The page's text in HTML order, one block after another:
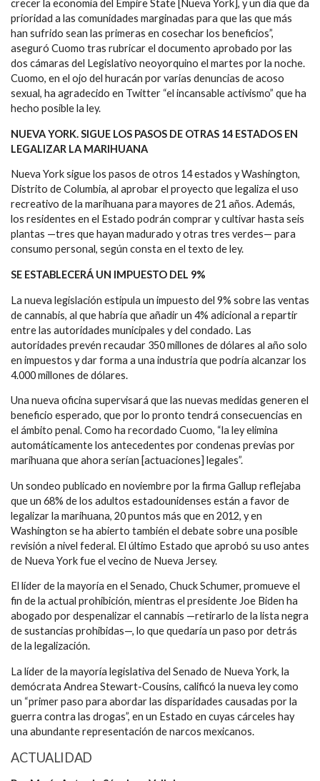
crecer la economía del Empire State [Nueva York], y un día que da
prioridad a las comunidades marginadas para que las que más
han sufrido sean las primeras en cosechar los beneficios”,
aseguró Cuomo tras rubricar el documento aprobado por las
dos cámaras del Legislativo neoyorquino el martes por la noche.
Cuomo, en el ojo del huracán por varias denuncias de acoso
sexual, ha agradecido en Twitter “el incansable activismo” que ha
hecho posible la ley.
NUEVA YORK. SIGUE LOS PASOS DE OTRAS 14 ESTADOS EN
LEGALIZAR LA MARIHUANA
Nueva York sigue los pasos de otros 14 estados y Washington,
Distrito de Columbia, al aprobar el proyecto que legaliza el uso
recreativo de la marihuana para mayores de 21 años. Además,
los residentes en el Estado podrán comprar y cultivar hasta seis
plantas —tres que hayan madurado y otras tres verdes— para
consumo personal, según consta en el texto de ley.
SE ESTABLECERÁ UN IMPUESTO DEL 9%
La nueva legislación estipula un impuesto del 9% sobre las ventas
de cannabis, al que habría que añadir un 4% adicional a repartir
entre las autoridades municipales y del condado. Las
autoridades prevén recaudar 350 millones de dólares al año solo
en impuestos y dar forma a una industria que podría alcanzar los
4.000 millones de dólares.
Una nueva oficina supervisará que las nuevas medidas generen el
beneficio esperado, que por lo pronto tendrá consecuencias en
el ámbito penal. Como ha recordado Cuomo, “la ley elimina
automáticamente los antecedentes por condenas previas por
marihuana que ahora serían [actuaciones] legales”.
Un sondeo publicado en noviembre por la firma Gallup reflejaba
que un 68% de los adultos estadounidenses están a favor de
legalizar la marihuana, 20 puntos más que en 2012, y en
Washington se ha abierto también el debate sobre una posible
revisión a nivel federal. El último Estado que aprobó su uso antes
de Nueva York fue el vecino de Nueva Jersey.
El líder de la mayoría en el Senado, Chuck Schumer, promueve el
fin de la actual prohibición, mientras el presidente Joe Biden ha
abogado por despenalizar el cannabis —retirarlo de la lista negra
de sustancias prohibidas—, lo que quedaría un paso por detrás
de la legalización.
La líder de la mayoría legislativa del Senado de Nueva York, la
demócrata Andrea Stewart-Cousins, calificó la nueva ley como
un “primer paso para abordar las disparidades causadas por la
guerra contra las drogas”, en un Estado en cuyas cárceles hay
una abundante representación de narcos mexicanos.
ACTUALIDAD